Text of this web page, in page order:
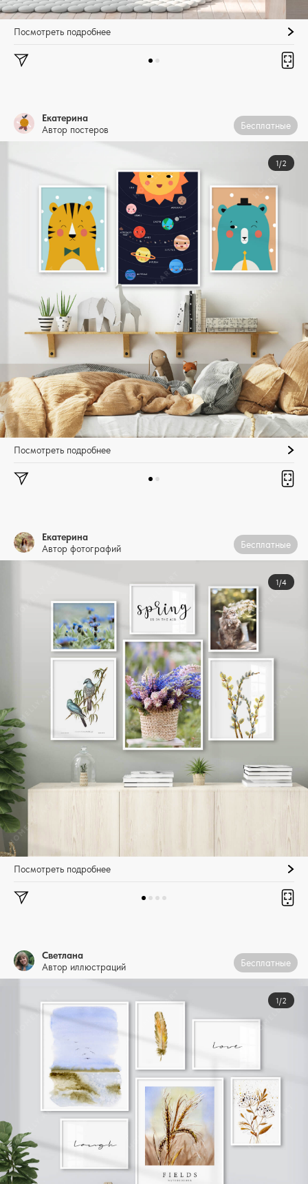
Посмотреть подробнее
Екатерина
Автор постеров
1/2
Бесплатные
Посмотреть подробнее
Екатерина
Автор фотографий
1/4
Бесплатные
Посмотреть подробнее
Светлана
Автор иллюстраций
1/2
Бесплатные